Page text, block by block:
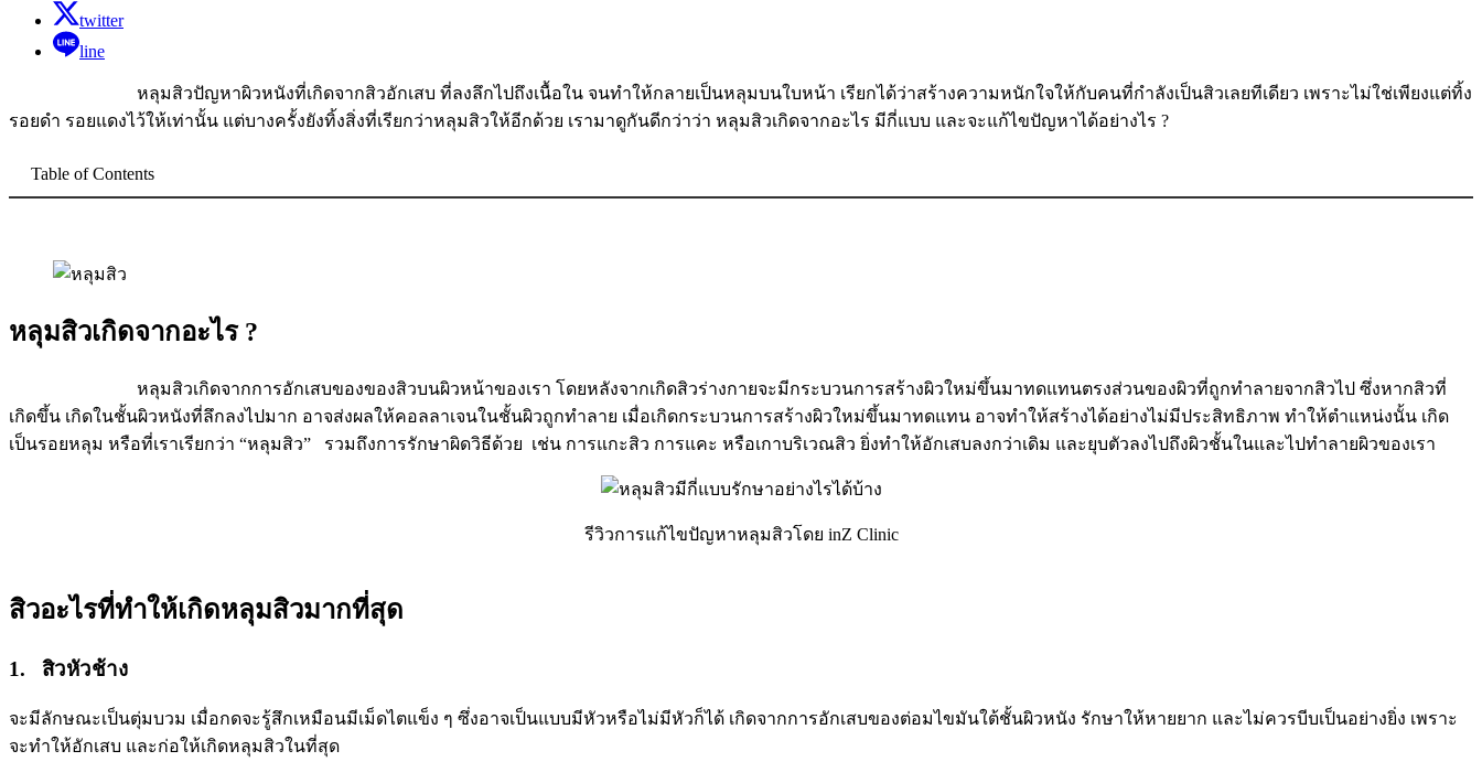
twitter
line
หลุมสิวปัญหาผิวหนังที่เกิดจากสิวอักเสบ ที่ลงลึกไปถึงเนื้อใน จนทำให้กลายเป็นหลุมบนใบหน้า เรียกได้ว่าสร้างความหนักใจให้กับคนที่กำลังเป็นสิวเลยทีเดียว เพราะไม่ใช่เพียงแต่ทิ้ง
รอยดำ รอยแดงไว้ให้เท่านั้น แต่บางครั้งยังทิ้งสิ่งที่เรียกว่าหลุมสิวให้อีกด้วย เรามาดูกันดีกว่าว่า หลุมสิวเกิดจากอะไร มีกี่แบบ และจะแก้ไขปัญหาได้อย่างไร ?
Table of Contents
หลุมสิวเกิดจากอะไร ?
หลุมสิวเกิดจากการอักเสบของของสิวบนผิวหน้าของเรา โดยหลังจากเกิดสิวร่างกายจะมีกระบวนการสร้างผิวใหม่ขึ้นมาทดแทนตรงส่วนของผิวที่ถูกทำลายจากสิวไป ซึ่งหากสิวที่
เกิดขึ้น เกิดในชั้นผิวหนังที่ลึกลงไปมาก อาจส่งผลให้คอลลาเจนในชั้นผิวถูกทำลาย เมื่อเกิดกระบวนการสร้างผิวใหม่ขึ้นมาทดแทน อาจทำให้สร้างได้อย่างไม่มีประสิทธิภาพ ทำให้ตำแหน่งนั้น เกิด
เป็นรอยหลุม หรือที่เราเรียกว่า “หลุมสิว” รวมถึงการรักษาผิดวิธีด้วย เช่น การแกะสิว การแคะ หรือเกาบริเวณสิว ยิ่งทำให้อักเสบลงกว่าเดิม และยุบตัวลงไปถึงผิวชั้นในและไปทำลายผิวของเรา
รีวิวการแก้ไขปัญหาหลุมสิวโดย inZ Clinic
สิวอะไรที่ทำให้เกิดหลุมสิวมากที่สุด
1. สิวหัวช้าง
จะมีลักษณะเป็นตุ่มบวม เมื่อกดจะรู้สึกเหมือนมีเม็ดไตแข็ง ๆ ซึ่งอาจเป็นแบบมีหัวหรือไม่มีหัวก็ได้ เกิดจากการอักเสบของต่อมไขมันใต้ชั้นผิวหนัง รักษาให้หายยาก และไม่ควรบีบเป็นอย่างยิ่ง เพราะ
จะทำให้อักเสบ และก่อให้เกิดหลุมสิวในที่สุด